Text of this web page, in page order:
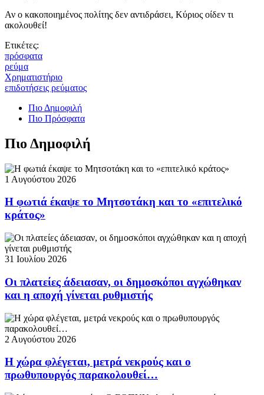
Αν ο κακοποιημένος πολίτης δεν αντιδράσει, Κύριος οίδεν τι
ακολουθεί!
Ετικέτες:
πρόσφατα
ρεύμα
Χρηματιστήριο
επιδοτήσεις ρεύματος
Πιο Δημοφιλή
Πιο Πρόσφατα
Πιο Δημοφιλή
1 Αυγούστου 2026
Η φωτιά έκαψε το Μητσοτάκη και το «επιτελικό
κράτος»
31 Ιουλίου 2026
Οι πλατείες άδειασαν, οι δημοσκόποι αγχώθηκαν
και η αποχή γίνεται ρυθμιστής
2 Αυγούστου 2026
Η χώρα φλέγεται, μετρά νεκρούς και ο
πρωθυπουργός παρακολουθεί…